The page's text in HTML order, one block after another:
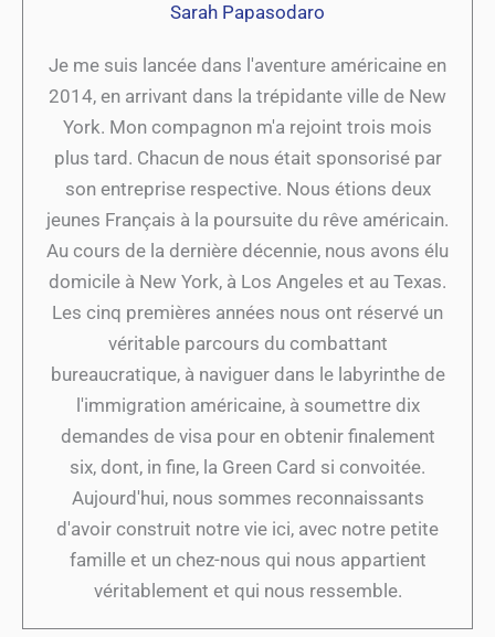
Sarah Papasodaro
Je me suis lancée dans l'aventure américaine en
2014, en arrivant dans la trépidante ville de New
York. Mon compagnon m'a rejoint trois mois
plus tard. Chacun de nous était sponsorisé par
son entreprise respective. Nous étions deux
jeunes Français à la poursuite du rêve américain.
Au cours de la dernière décennie, nous avons élu
domicile à New York, à Los Angeles et au Texas.
Les cinq premières années nous ont réservé un
véritable parcours du combattant
bureaucratique, à naviguer dans le labyrinthe de
l'immigration américaine, à soumettre dix
demandes de visa pour en obtenir finalement
six, dont, in fine, la Green Card si convoitée.
Aujourd'hui, nous sommes reconnaissants
d'avoir construit notre vie ici, avec notre petite
famille et un chez-nous qui nous appartient
véritablement et qui nous ressemble.